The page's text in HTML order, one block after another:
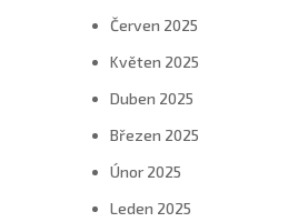
Červen 2025
Květen 2025
Duben 2025
Březen 2025
Únor 2025
Leden 2025